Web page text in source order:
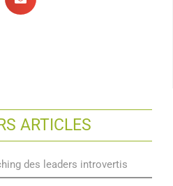
ARTICLES
des leaders introvertis